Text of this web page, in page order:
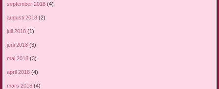
september 2018(4)
augusti 2018(2)
juli 2018(1)
juni 2018(3)
maj 2018(3)
april 2018(4)
mars 2018(4)